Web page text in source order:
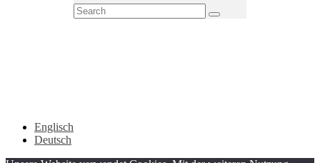
Englisch
Deutsch